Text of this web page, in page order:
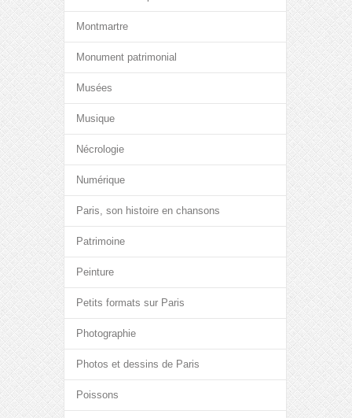
Montmartre
Monument patrimonial
Musées
Musique
Nécrologie
Numérique
Paris, son histoire en chansons
Patrimoine
Peinture
Petits formats sur Paris
Photographie
Photos et dessins de Paris
Poissons